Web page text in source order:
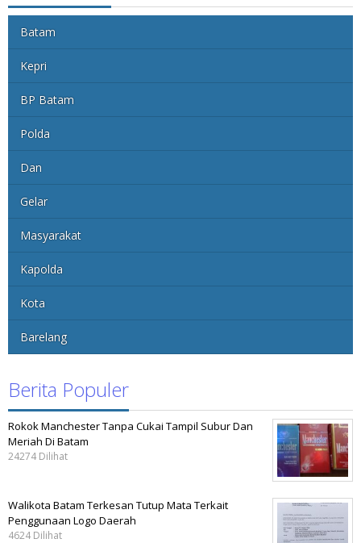
Batam
Kepri
BP Batam
Polda
Dan
Gelar
Masyarakat
Kapolda
Kota
Barelang
Berita Populer
Rokok Manchester Tanpa Cukai Tampil Subur Dan
Meriah Di Batam
24274 Dilihat
Walikota Batam Terkesan Tutup Mata Terkait
Penggunaan Logo Daerah
4624 Dilihat